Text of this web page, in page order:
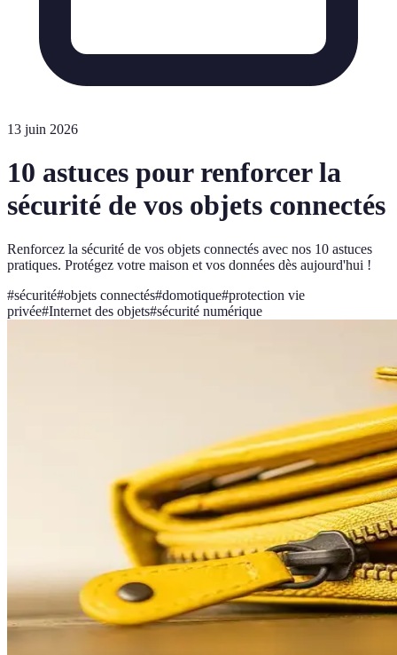
13 juin 2026
10 astuces pour renforcer la
sécurité de vos objets connectés
Renforcez la sécurité de vos objets connectés avec nos 10 astuces
pratiques. Protégez votre maison et vos données dès aujourd'hui !
#sécurité#objets connectés#domotique#protection vie
privée#Internet des objets#sécurité numérique